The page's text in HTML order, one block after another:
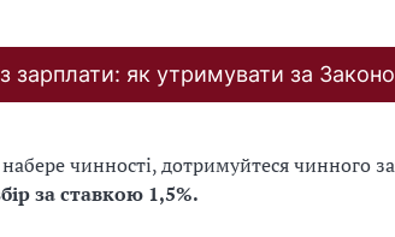
зарплати: як утримувати за
чинності, дотримуйтеся чинного
за ставкою 1,5%.